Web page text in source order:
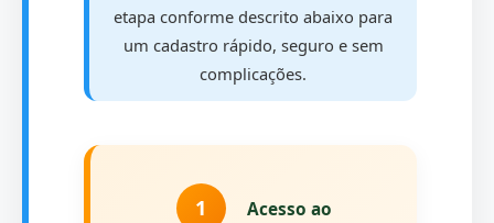
etapa conforme descrito abaixo para
um cadastro rápido, seguro e sem
complicações.
1
Acesso ao